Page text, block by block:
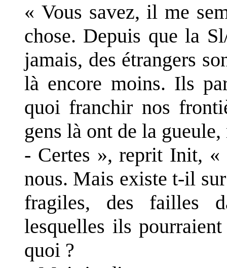
« Vous savez, il me
chose. Depuis que la
jamais, des étrangers
là encore moins. Ils
quoi franchir nos
gens là ont de la
- Certes », reprit Init, «
nous. Mais existe t-il
fragiles, des failles
lesquelles ils
quoi ?